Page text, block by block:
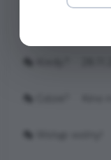
będzie to inna,
🎭 Wstęp wolny!